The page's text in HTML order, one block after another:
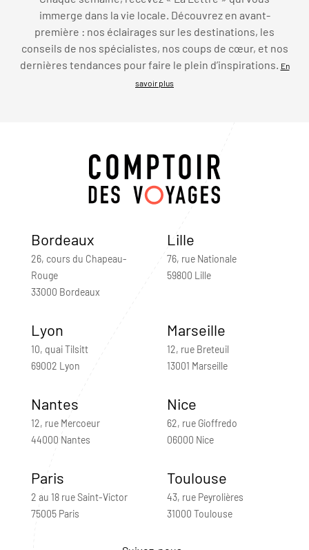
immerge dans la vie locale. Découvrez en avant-
première : nos éclairages sur les destinations, les
conseils de nos spécialistes, nos coups de cœur, et nos
dernières tendances pour faire le plein d’inspirations.
En
savoir plus
Bordeaux
26, cours du Chapeau-
Rouge
33000 Bordeaux
Lille
76, rue Nationale
59800 Lille
Lyon
10, quai Tilsitt
69002 Lyon
Marseille
12, rue Breteuil
13001 Marseille
Nantes
12, rue Mercoeur
44000 Nantes
Nice
62, rue Gioffredo
06000 Nice
Paris
2 au 18 rue Saint-Victor
75005 Paris
Toulouse
43, rue Peyrolières
31000 Toulouse